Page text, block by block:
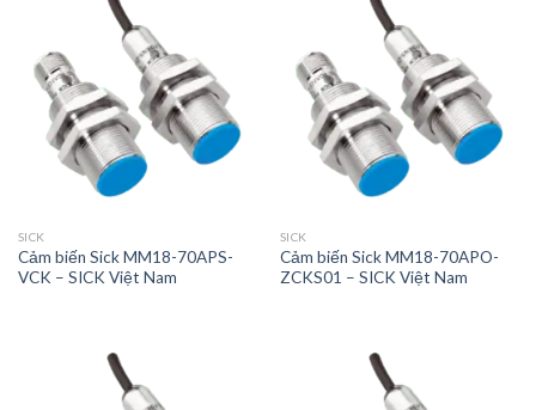
SICK
Cảm biến Sick MM18-70APS-
VCK – SICK Việt Nam
SICK
Cảm biến Sick MM18-70APO-
ZCKS01 – SICK Việt Nam